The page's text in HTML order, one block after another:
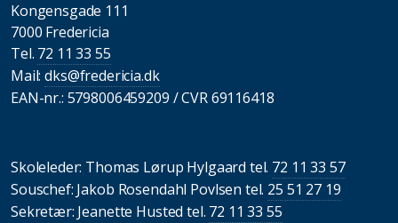
Kongensgade 111
7000 Fredericia
Tel. 72 11 33 55
Mail:dks@fredericia.dk
EAN-nr.: 5798006459209 / CVR 69116418
Skoleleder: Thomas Lørup Hylgaard tel. 72 11 33 57
Souschef: Jakob Rosendahl Povlsen tel. 25 51 27 19
Sekretær: Jeanette Husted tel. 72 11 33 55